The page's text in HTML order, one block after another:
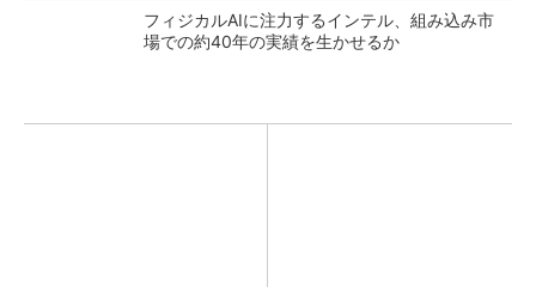
フィジカルAIに注力するインテル、組み込み市
場での約40年の実績を生かせるか